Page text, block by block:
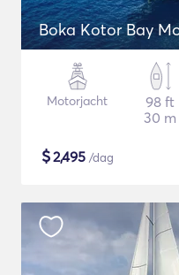
Boka Kotor Bay
Motorjacht
98 ft
30 m
$2,495 /dag